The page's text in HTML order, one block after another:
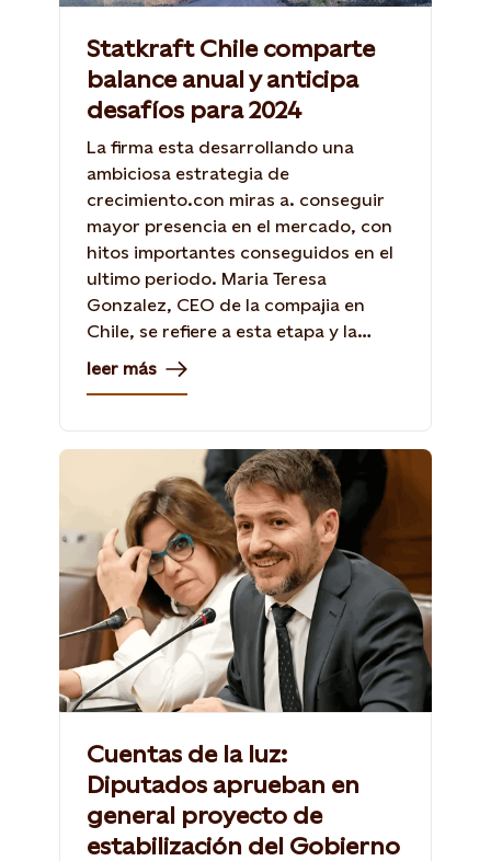
Statkraft Chile comparte
balance anual y anticipa
desafíos para 2024
La firma esta desarrollando una
ambiciosa estrategia de
crecimiento.con miras a. conseguir
mayor presencia en el mercado, con
hitos importantes conseguidos en el
ultimo periodo. Maria Teresa
Gonzalez, CEO de la compajia en
Chile, se refiere a esta etapa y la
contribucion de las renovables a la
transicion energética.
leer más
Cuentas de la luz:
Diputados aprueban en
general proyecto de
estabilización del Gobierno